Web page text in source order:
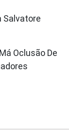
Salvatore
Oclusão De